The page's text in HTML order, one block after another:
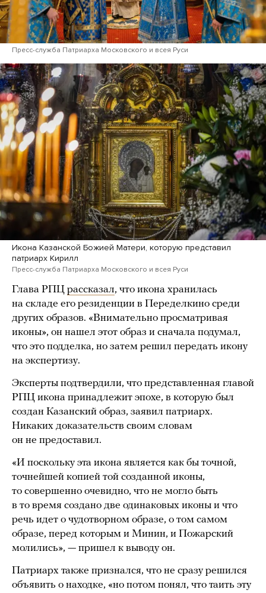
Пресс-служба Патриарха Московского и всея Руси
Икона Казанской Божией Матери, которую представил
патриарх Кирилл
Пресс-служба Патриарха Московского и всея Руси
Глава РПЦ рассказал, что икона хранилась
на складе его резиденции в Переделкино среди
других образов. «Внимательно просматривая
иконы», он нашел этот образ и сначала подумал,
что это подделка, но затем решил передать икону
на экспертизу.
Эксперты подтвердили, что представленная главой
РПЦ икона принадлежит эпохе, в которую был
создан Казанский образ, заявил патриарх.
Никаких доказательств своим словам
он не предоставил.
«И поскольку эта икона является как бы точной,
точнейшей копией той созданной иконы,
то совершенно очевидно, что не могло быть
в то время создано две одинаковых иконы и что
речь идет о чудотворном образе, о том самом
образе, перед которым и Минин, и Пожарский
молились», — пришел к выводу он.
Патриарх также признался, что не сразу решился
объявить о находке, «но потом понял, что таить эту